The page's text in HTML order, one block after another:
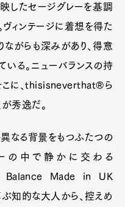
したセージグレーを基調
ヴィンテージに着想を得た
ながらも深みがあり、得意
いる。ニューバランスの持
こに、thisisneverthat®ら
秀逸だ。
なる背景をもつふたつの
の中で静かに交わる
Balance Made in UK
ぶ知的な大人から、控えめ